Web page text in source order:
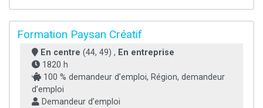
Formation Paysan Créatif
En centre (44, 49) , En entreprise
1820 h
100 % demandeur d’emploi, Région, demandeur
d’emploi
Demandeur d’emploi